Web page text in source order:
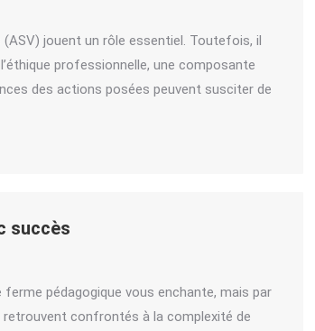
jouent un rôle essentiel. Toutefois, il
professionnelle, une composante
des actions posées peuvent susciter de
succès
ferme pédagogique vous enchante, mais par
retrouvent confrontés à la complexité de